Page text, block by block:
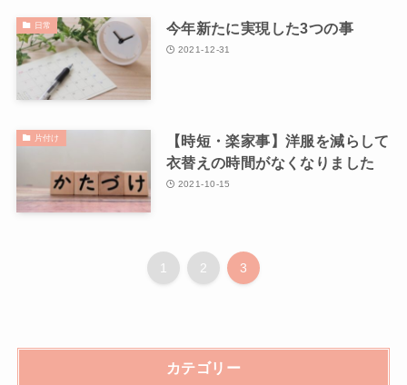
日常 今年新たに実現した3つの事
2021-12-31
片付け
【時短・楽家事】洋服を減らして
衣替えの時間がなくなりました
2021-10-15
1 2 3
カテゴリー